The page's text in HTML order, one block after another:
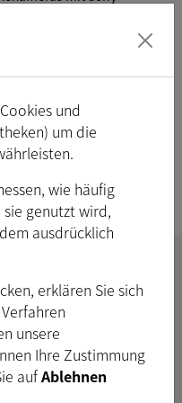
und
und
um die
wie häufig
genutzt wird,
ausdrücklich
erklären Sie sich
unsere
Ihre Zustimmung
aufAblehnen